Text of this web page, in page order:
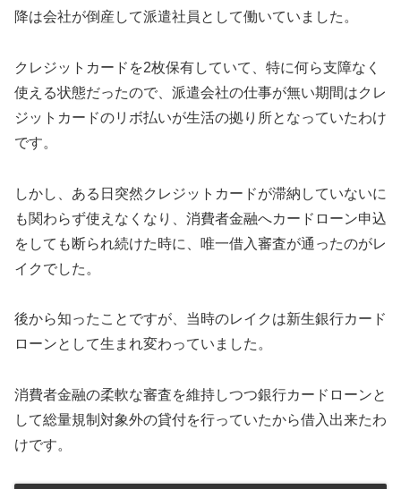
降は会社が倒産して派遣社員として働いていました。
クレジットカードを2枚保有していて、特に何ら支障なく
使える状態だったので、派遣会社の仕事が無い期間はクレ
ジットカードのリボ払いが生活の拠り所となっていたわけ
です。
しかし、ある日突然クレジットカードが滞納していないに
も関わらず使えなくなり、消費者金融へカードローン申込
をしても断られ続けた時に、唯一借入審査が通ったのがレ
イクでした。
後から知ったことですが、当時のレイクは新生銀行カード
ローンとして生まれ変わっていました。
消費者金融の柔軟な審査を維持しつつ銀行カードローンと
して総量規制対象外の貸付を行っていたから借入出来たわ
けです。